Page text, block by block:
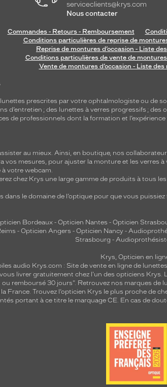
serviceclients@krys.com
Nous contacter
Commandes - Retours - Remboursement
Conditions particulières de reprise de
Reprise de montures d’occasion - Liste
Conditions particulières de vente de montures
Vente de montures d’occasion - Liste
lunettes prescrites par votre ophtalmologiste ou de
d’entretien ; des lunettes à verres progressifs ;
de professionnels dont la formation et
au mieux. Ainsi, en boutique, nos
mesures, pour ajuster la monture et les verres
à votre webcam.
chez Krys une large gamme de produits à tous
le domaine de l’optique pour que vous
Bordeaux - Opticien Nantes - Opticien
- Opticien Angers - Opticien Nancy -
Strasbourg -
Krys, Opticien en
audio Krys.com : Site de vente en ligne de
livrer gratuitement chez l'un des opticiens
ou remboursé 30 jours". Retrouvez nos marques de
France. Trouvez l’opticien Krys le plus proche de
portant à ce titre le marquage CE. En cas de